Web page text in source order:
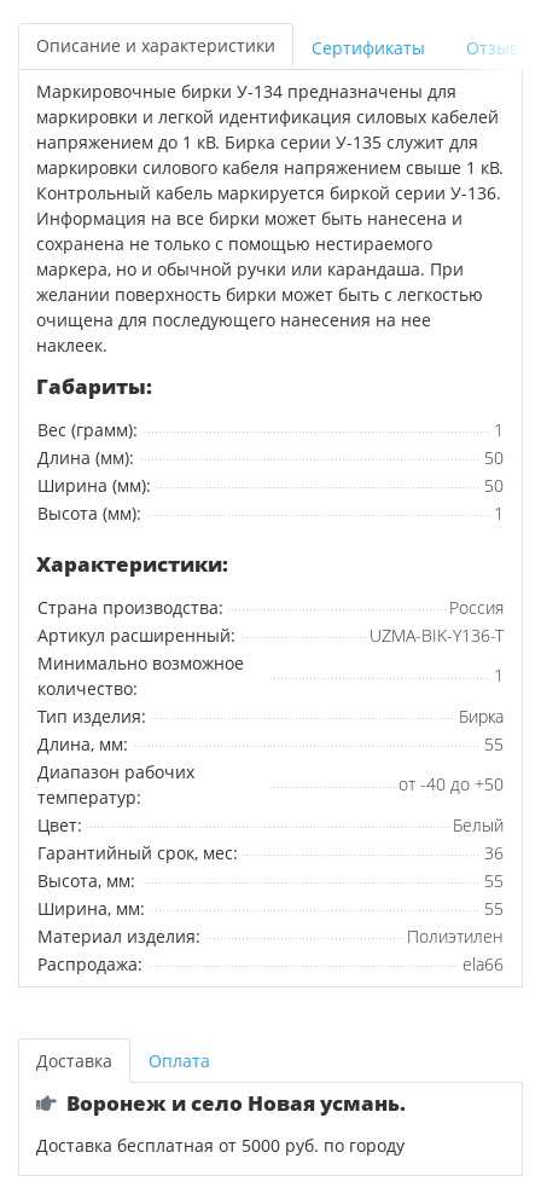
Описание и характеристики Сертификаты
Отзывы
Маркировочные бирки У-134 предназначены для
маркировки и легкой идентификация силовых кабелей
напряжением до 1 кВ. Бирка серии У-135 служит для
маркировки силового кабеля напряжением свыше 1 кВ.
Контрольный кабель маркируется биркой серии У-136.
Информация на все бирки может быть нанесена и
сохранена не только с помощью нестираемого
маркера, но и обычной ручки или карандаша. При
желании поверхность бирки может быть с легкостью
очищена для последующего нанесения на нее
наклеек.
Габариты:
Вес (грамм):
1
Длина (мм):
50
Ширина (мм):
50
Высота (мм):
1
Характеристики:
Страна производства:
Россия
Артикул расширенный:
UZMA-BIK-Y136-T
Минимально возможное
количество:
1
Тип изделия:
Бирка
Длина, мм:
55
Диапазон рабочих
температур:
от -40 до +50
Цвет:
Белый
Гарантийный срок, мес:
36
Высота, мм:
55
Ширина, мм:
55
Материал изделия:
Полиэтилен
Распродажа:
ela66
Доставка Оплата
Воронеж и село Новая усмань.
Доставка бесплатная от 5000 руб. по городу